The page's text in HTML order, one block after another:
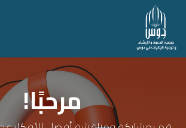
مرحبًا!